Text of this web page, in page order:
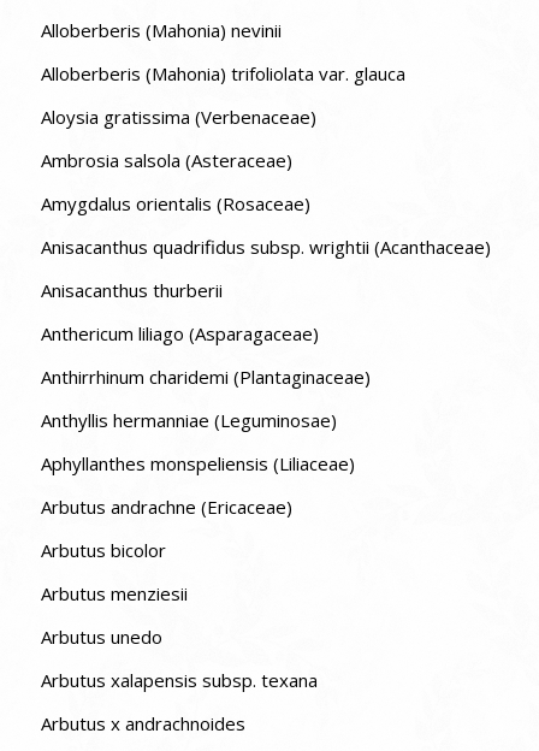
Alloberberis (Mahonia) nevinii
Alloberberis (Mahonia) trifoliolata var. glauca
Aloysia gratissima (Verbenaceae)
Ambrosia salsola (Asteraceae)
Amygdalus orientalis (Rosaceae)
Anisacanthus quadrifidus subsp. wrightii (Acanthaceae)
Anisacanthus thurberii
Anthericum liliago (Asparagaceae)
Anthirrhinum charidemi (Plantaginaceae)
Anthyllis hermanniae (Leguminosae)
Aphyllanthes monspeliensis (Liliaceae)
Arbutus andrachne (Ericaceae)
Arbutus bicolor
Arbutus menziesii
Arbutus unedo
Arbutus xalapensis subsp. texana
Arbutus x andrachnoides